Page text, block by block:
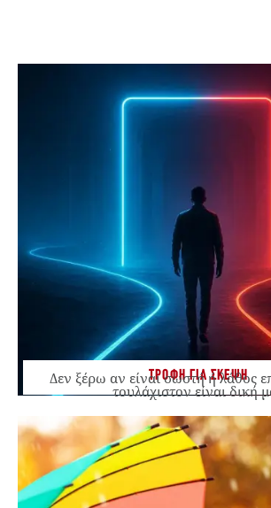
ΤΡΟΦΗ ΓΙΑ ΣΚΕΨΗ
Δεν ξέρω αν είναι σωστή ή λάθος
τουλάχιστον είναι δική